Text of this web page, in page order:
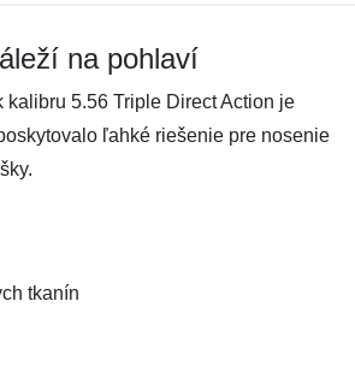
na pohlaví
kalibru 5.56 Triple Direct Action je
ľahké riešenie pre nosenie
tkanín